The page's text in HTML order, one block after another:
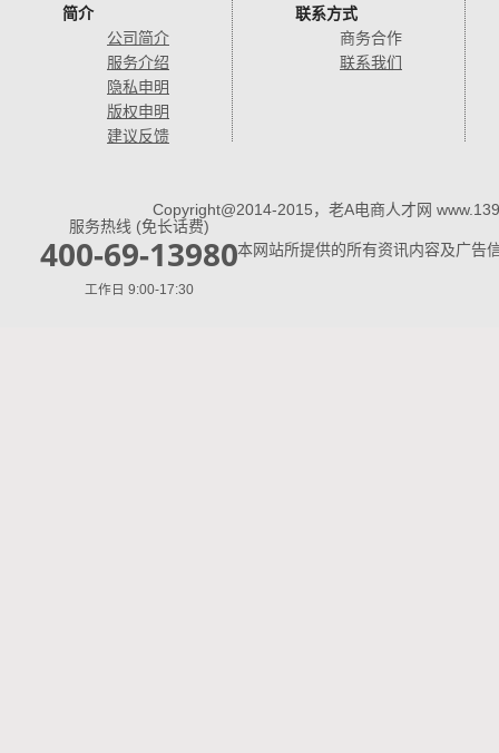
简介
公司简介
服务介绍
隐私申明
版权申明
建议反馈
联系方式
商务合作
联系我们
服务热线 (免长话费)
400-69-13980
工作日 9:00-17:30
Copyright@2014-2015，老A电商人才网
本网站所提供的所有资讯内容及广告